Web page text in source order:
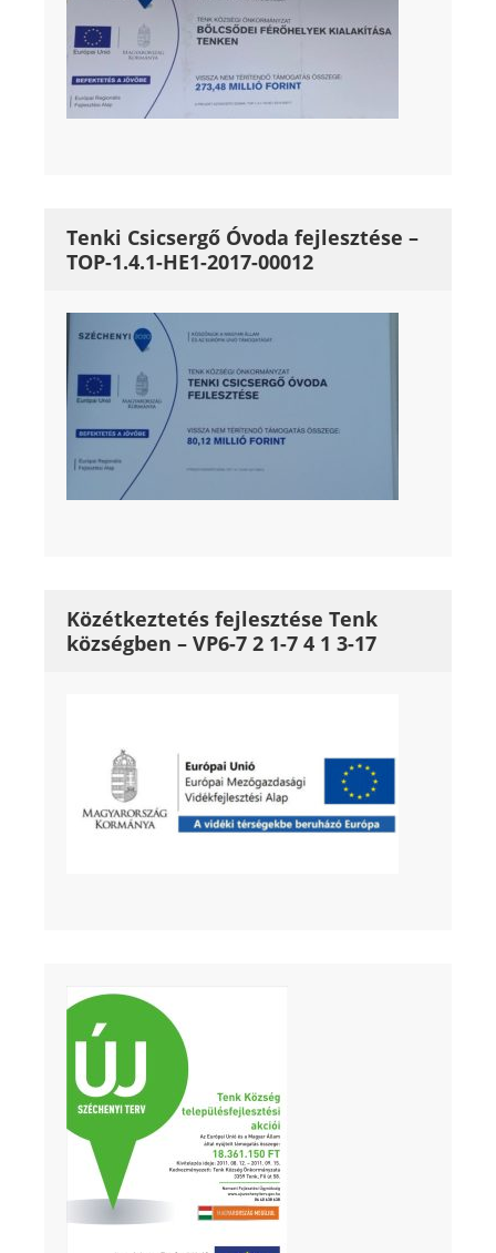
Tenki Csicsergő Óvoda fejlesztése –
TOP-1.4.1-HE1-2017-00012
Közétkeztetés fejlesztése Tenk
községben – VP6-7 2 1-7 4 1 3-17